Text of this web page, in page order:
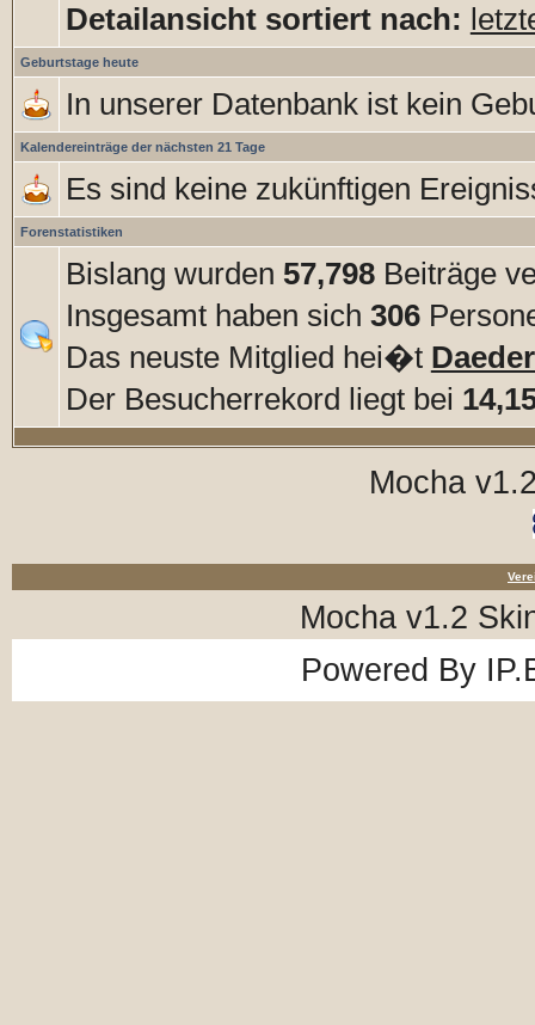
Detailansicht sortiert nach:
Geburtstage heute
In unserer Datenbank ist kein
Kalendereinträge der nächsten 21 Tage
Es sind keine zukünftigen
Forenstatistiken
Bislang wurden 57,798Beiträge
Insgesamt haben sich 306
Das neuste Mitglied hei�t
Der Besucherrekord liegt bei
Mocha
Mocha v1.2
Powered By